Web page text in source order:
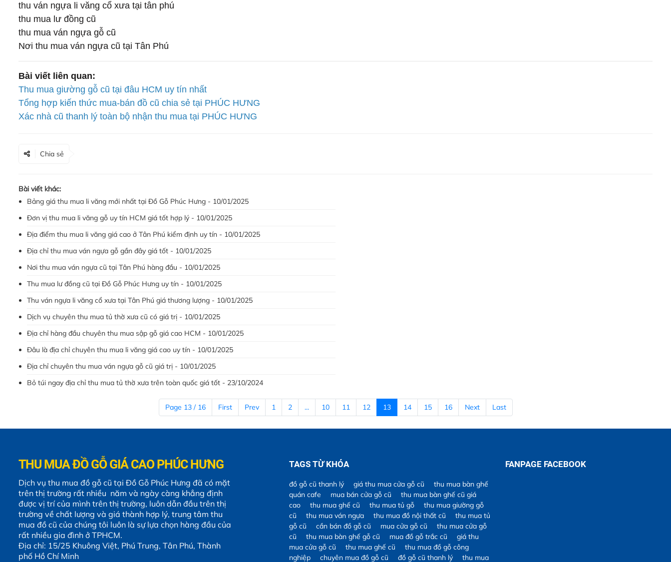
thu ván ngựa li văng cổ xưa tại tân phú
thu mua lư đồng cũ
thu mua ván ngựa gỗ cũ
Nơi thu mua ván ngựa cũ tại Tân Phú
Bài viết liên quan:
Thu mua giường gỗ cũ tại đâu HCM uy tín nhất
Tổng hợp kiến thức mua-bán đồ cũ chia sẻ tại PHÚC HƯNG
Xác nhà cũ thanh lý toàn bộ nhận thu mua tại PHÚC HƯNG
Chia sẻ
Bài viết khác:
Bảng giá thu mua li văng mới nhất tại Đồ Gỗ Phúc Hưng - 10/01/2025
Đơn vị thu mua li văng gỗ uy tín HCM giá tốt hợp lý - 10/01/2025
Địa điểm thu mua li văng giá cao ở Tân Phú kiểm định uy tín - 10/01/2025
Địa chỉ thu mua ván ngựa gỗ gần đây giá tốt - 10/01/2025
Nơi thu mua ván ngựa cũ tại Tân Phú hàng đầu - 10/01/2025
Thu mua lư đồng cũ tại Đồ Gỗ Phúc Hưng uy tín - 10/01/2025
Thu ván ngựa li văng cổ xưa tại Tân Phú giá thương lượng - 10/01/2025
Dịch vụ chuyên thu mua tủ thờ xưa cũ có giá trị - 10/01/2025
Địa chỉ hàng đầu chuyên thu mua sập gỗ giá cao HCM - 10/01/2025
Đâu là địa chỉ chuyên thu mua li văng giá cao uy tín - 10/01/2025
Địa chỉ chuyên thu mua ván ngựa gỗ cũ giá trị - 10/01/2025
Bỏ túi ngay địa chỉ thu mua tủ thờ xưa trên toàn quốc giá tốt - 23/10/2024
Page 13 / 16 First Prev 1 2 ... 10 11 12 13 14 15 16 Next Last
THU MUA ĐỒ GỖ GIÁ CAO PHÚC HƯNG
Dịch vụ thu mua đồ gỗ cũ tại Đồ Gỗ Phúc Hưng đã có mặt
trên thị trường rất nhiều năm và ngày càng khẳng định
được vị trí của mình trên thị trường, luôn dẫn đầu trên thị
trường về chất lượng và giá thành hợp lý, trung tâm thu
mua đồ cũ của chúng tôi luôn là sự lựa chọn hàng đầu của
rất nhiều gia đình ở TPHCM.
Địa chỉ: 15/25 Khuông Việt, Phú Trung, Tân Phú, Thành
phố Hồ Chí Minh
TAGS TỪ KHÓA
đồ gỗ cũ thanh lý giá thu mua cửa gỗ cũ
thu mua bàn ghế
quán cafe
mua bán cửa gỗ cũ
thu mua bàn ghế cũ giá
cao
thu mua ghế cũ thu mua tủ gỗ
thu mua giường gỗ
cũ
thu mua ván ngựa thu mua đồ nội thất cũ
thu mua tủ
gỗ cũ
cần bán đồ gỗ cũ mua cửa gỗ cũ
thu mua cửa gỗ
cũ
thu mua bàn ghế gỗ cũ mua đồ gỗ trắc cũ
giá thu
mua cửa gỗ cũ
thu mua ghế cũ
thu mua đồ gỗ công
nghiệp
chuyên mua đồ gỗ cũ đồ gỗ cũ thanh lý thu mua
FANPAGE FACEBOOK